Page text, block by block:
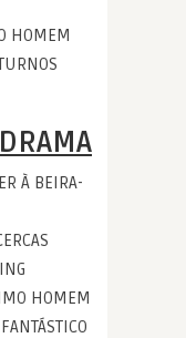
HOMEM
À BEIRA-
HOMEM